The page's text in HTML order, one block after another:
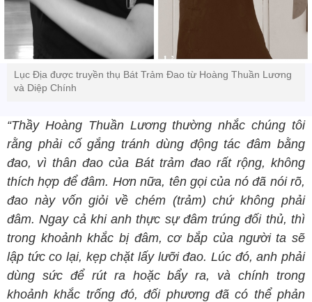
Lục Địa được truyền thụ Bát Trảm Đao từ Hoàng Thuần Lương
và Diệp Chính
“Thầy Hoàng Thuần Lương thường nhắc chúng tôi
rằng phải cố gắng tránh dùng động tác đâm bằng
đao, vì thân đao của Bát trảm đao rất rộng, không
thích hợp để đâm. Hơn nữa, tên gọi của nó đã nói rõ,
đao này vốn giỏi về chém (trảm) chứ không phải
đâm. Ngay cả khi anh thực sự đâm trúng đối thủ, thì
trong khoảnh khắc bị đâm, cơ bắp của người ta sẽ
lập tức co lại, kẹp chặt lấy lưỡi đao. Lúc đó, anh phải
dùng sức để rút ra hoặc bẩy ra, và chính trong
khoảnh khắc trống đó, đối phương đã có thể phản